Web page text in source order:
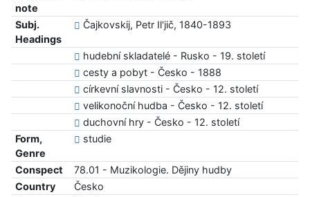
note
Subj.
Headings
Čajkovskij, Petr Il'jič, 1840-1893
hudební skladatelé - Rusko - 19. století
cesty a pobyt - Česko - 1888
církevní slavnosti - Česko - 12. století
velikonoční hudba - Česko - 12. století
duchovní hry - Česko - 12. století
Form,
Genre
studie
Conspect
78.01 - Muzikologie. Dějiny hudby
Country
Česko